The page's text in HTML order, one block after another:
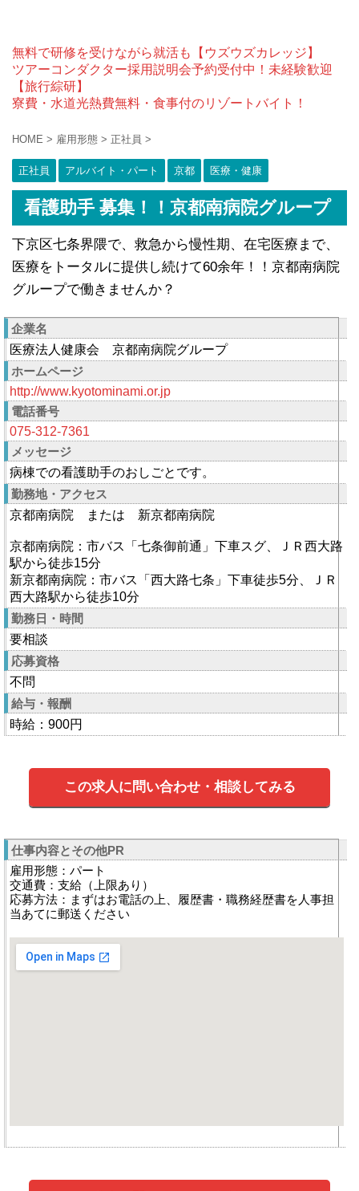
無料で研修を受けながら就活も【ウズウズカレッジ】
ツアーコンダクター採用説明会予約受付中！未経験歓迎
【旅行綜研】
寮費・水道光熱費無料・食事付のリゾートバイト！
HOME > 雇用形態 > 正社員 >
正社員 アルバイト・パート 京都 医療・健康
看護助手 募集！！京都南病院グループ
下京区七条界隈で、救急から慢性期、在宅医療まで、
医療をトータルに提供し続けて60余年！！京都南病院
グループで働きませんか？
企業名
医療法人健康会 京都南病院グループ
ホームページ
http://www.kyotominami.or.jp
電話番号
075-312-7361
メッセージ
病棟での看護助手のおしごとです。
勤務地・アクセス
京都南病院 または 新京都南病院
京都南病院：市バス「七条御前通」下車スグ、ＪＲ西大路
駅から徒歩15分
新京都南病院：市バス「西大路七条」下車徒歩5分、ＪＲ
西大路駅から徒歩10分
勤務日・時間
要相談
応募資格
不問
給与・報酬
時給：900円
この求人に問い合わせ・相談してみる
仕事内容とその他PR
雇用形態：パート
交通費：支給（上限あり）
応募方法：まずはお電話の上、履歴書・職務経歴書を人事担
当あてに郵送ください